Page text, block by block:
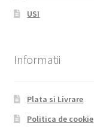
USI
Informatii
Plata si Livrare
Politica de cookie